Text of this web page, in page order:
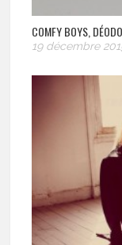
COMFY BOYS,
19 décembre